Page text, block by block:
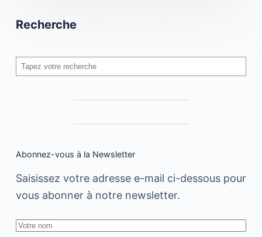
Recherche
Rechercher
Abonnez-vous à la Newsletter
Saisissez votre adresse e-mail ci-dessous pour
vous abonner à notre newsletter.